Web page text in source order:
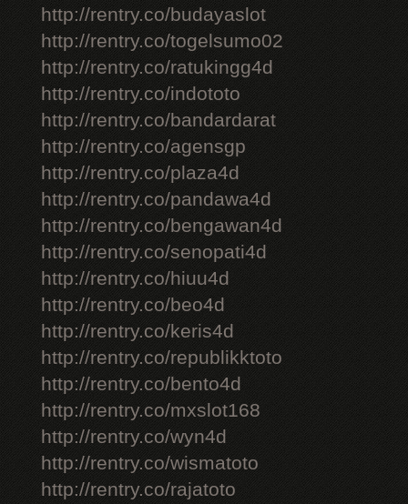
http://rentry.co/budayaslot
http://rentry.co/togelsumo02
http://rentry.co/ratukingg4d
http://rentry.co/indototo
http://rentry.co/bandardarat
http://rentry.co/agensgp
http://rentry.co/plaza4d
http://rentry.co/pandawa4d
http://rentry.co/bengawan4d
http://rentry.co/senopati4d
http://rentry.co/hiuu4d
http://rentry.co/beo4d
http://rentry.co/keris4d
http://rentry.co/republikktoto
http://rentry.co/bento4d
http://rentry.co/mxslot168
http://rentry.co/wyn4d
http://rentry.co/wismatoto
http://rentry.co/rajatoto